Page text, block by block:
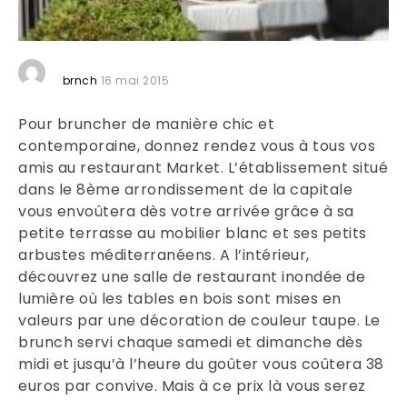
brnch 16 mai 2015
Pour bruncher de manière chic et
contemporaine, donnez rendez vous à tous vos
amis au restaurant Market. L’établissement situé
dans le 8ème arrondissement de la capitale
vous envoûtera dès votre arrivée grâce à sa
petite terrasse au mobilier blanc et ses petits
arbustes méditerranéens. A l’intérieur,
découvrez une salle de restaurant inondée de
lumière où les tables en bois sont mises en
valeurs par une décoration de couleur taupe. Le
brunch servi chaque samedi et dimanche dès
midi et jusqu’à l’heure du goûter vous coûtera 38
euros par convive. Mais à ce prix là vous serez